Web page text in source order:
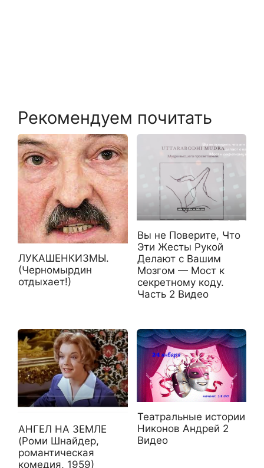
Рекомендуем почитать
ЛУКАШЕНКИЗМЫ.
(Черномырдин
отдыхает!)
Вы не Поверите, Что
Эти Жесты Рукой
Делают с Вашим
Мозгом — Мост к
секретному коду.
Часть 2 Видео
АНГЕЛ НА ЗЕМЛЕ
(Роми Шнайдер,
романтическая
комедия, 1959)
Театральные истории
Никонов Андрей 2
Видео